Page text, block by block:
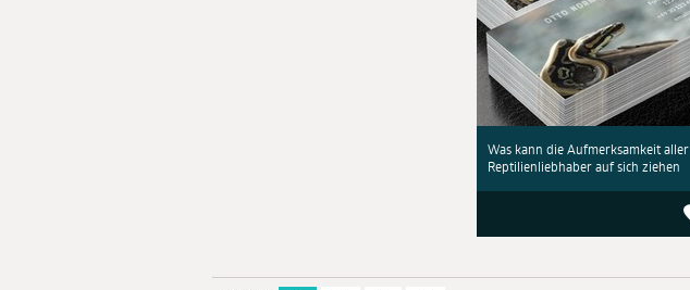
Was kann die Aufmerksamkeit aller
Reptilienliebhaber auf sich ziehen